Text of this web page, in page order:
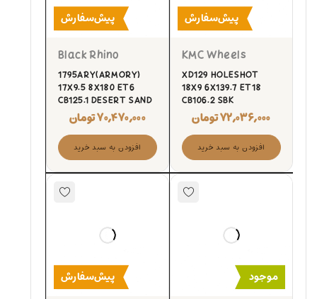
پیش‌سفارش
KMC Wheels
XD129 HOLESHOT
18X9 6X139.7 ET18
CB106.2 SBK
۷۲,۰۳۶,۰۰۰تومان
افزودن به سبد خرید
پیش‌سفارش
Black Rhino
1795ARY(ARMORY)
17X9.5 8X180 ET6
CB125.1 DESERT SAND
۷۰,۴۷۰,۰۰۰تومان
افزودن به سبد خرید
موجود پیش‌سفارش